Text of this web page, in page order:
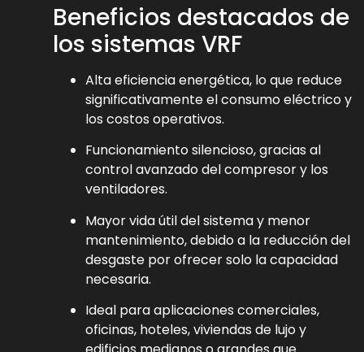
Beneficios destacados de
los sistemas VRF
Alta eficiencia energética, lo que reduce
significativamente el consumo eléctrico y
los costos operativos.
Funcionamiento silencioso, gracias al
control avanzado del compresor y los
ventiladores.
Mayor vida útil del sistema y menor
mantenimiento, debido a la reducción del
desgaste por ofrecer solo la capacidad
necesaria.
Ideal para aplicaciones comerciales,
oficinas, hoteles, viviendas de lujo y